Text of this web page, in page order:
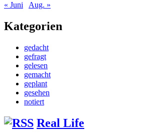
« Juni
Aug. »
Kategorien
gedacht
gefragt
gelesen
gemacht
geplant
gesehen
notiert
Real Life